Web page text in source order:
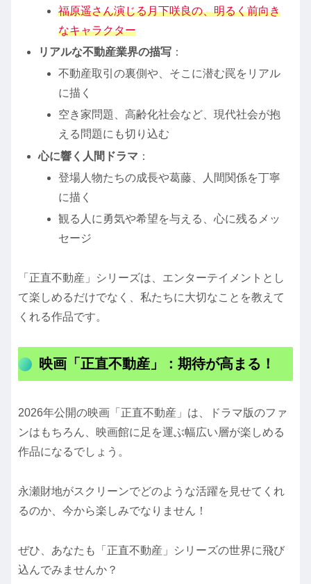
福原遥さん演じる月下咲良の、明るく前向き
なキャラクター
リアルな不動産業界の描写 ：
不動産取引の裏側や、そこに潜む罠をリアル
に描く
空き家問題、高齢化社会など、現代社会が抱
える問題にも切り込む
心に響く人間ドラマ ：
登場人物たちの成長や葛藤、人間関係を丁寧
に描く
観る人に勇気や希望を与える、心に残るメッ
セージ
「正直不動産」シリーズは、エンターテイメントとし
て楽しめるだけでなく、私たちに大切なことを教えて
くれる作品です。
映画「正直不動産」：期待が高まる！
2026年公開の映画「正直不動産」は、ドラマ版のファ
ンはもちろん、映画館に足を運ぶ幅広い層が楽しめる
作品になるでしょう。
永瀬財地がスクリーンでどのような活躍を見せてくれ
るのか、今から楽しみでなりません！
ぜひ、あなたも「正直不動産」シリーズの世界に飛び
込んでみませんか？